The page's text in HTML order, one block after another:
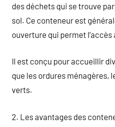
des déchets qui se trouve
sol. Ce conteneur est
ouverture qui permet l’accès
Il est conçu pour accueillir
que les ordures ménagères,
verts.
2. Les avantages des